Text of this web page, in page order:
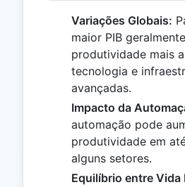
Variações Globais:
maior PIB
produtividade mais
tecnologia e
avançadas.
Impacto da
automação pode
produtividade em
alguns setores.
Equilíbrio entre Vida